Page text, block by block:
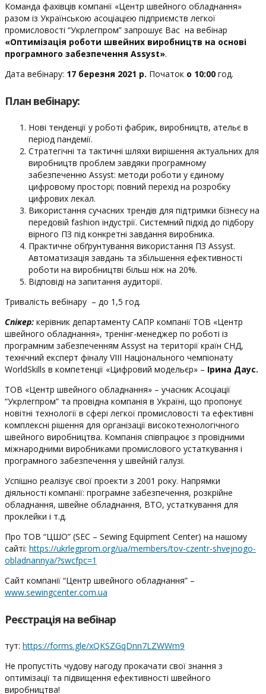
Команда фахівців компанії «Центр швейного обладнання»
разом із Українською асоціацією підприємств легкої
промисловості “Укрлегпром” запрошує Вас на вебінар
«Оптимізація роботи швейних виробництв на основі
програмного забезпечення Assyst».
Дата вебінару: 17 березня 2021 р. Початок о 10:00 год.
План вебінару:
Нові тенденції у роботі фабрик, виробництв, ательє в
період пандемії.
Стратегічні та тактичні шляхи вирішення актуальних для
виробництв проблем завдяки програмному
забезпеченню Assyst: методи роботи у єдиному
цифровому просторі; повний перехід на розробку
цифрових лекал.
Використання сучасних трендів для підтримки бізнесу на
передовій fashion індустрії. Системний підхід до підбору
вірного ПЗ під конкретні завдання виробника.
Практичне обґрунтування використання ПЗ Assyst.
Автоматизація завдань та збільшення ефективності
роботи на виробництві більш ніж на 20%.
Відповіді на запитання аудиторії.
Тривалість вебінару – до 1,5 год.
Спікер: керівник департаменту САПР компанії ТОВ «Центр
швейного обладнання», тренінг-менеджер по роботі із
програмним забезпеченням Assyst на території країн СНД,
технічний експерт фіналу VIII Національного чемпіонату
WorldSkills в компетенції «Цифровий модельєр» – Ірина Даус.
ТОВ «Центр швейного обладнання» – учасник Асоціації
“Укрлегпром” та провідна компанія в Україні, що пропонує
новітні технології в сфері легкої промисловості та ефективні
комплексні рішення для організації високотехнологічного
швейного виробництва. Компанія співпрацює з провідними
міжнародними виробниками промислового устаткування і
програмного забезпечення у швейній галузі.
Успішно реалізує свої проекти з 2001 року. Напрямки
діяльності компанії: програмне забезпечення, розкрійне
обладнання, швейне обладнання, ВТО, устаткування для
проклейки і т.д.
Про ТОВ “ЦШО” (SEC – Sewing Equipment Сenter) на нашому
сайті: https://ukrlegprom.org/ua/members/tov-czentr-shvejnogo-
obladnannya/?swcfpc=1
Сайт компанії “Центр швейного обладнання” –
www.sewingcenter.com.ua
Реєстрація на вебінар
тут: https://forms.gle/xQKSZGqDnn7LZWWm9
Не пропустіть чудову нагоду прокачати свої знання з
оптимізації та підвищення ефективності швейного
виробництва!